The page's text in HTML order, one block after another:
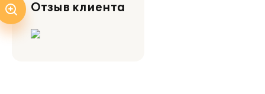
Отзыв клиента